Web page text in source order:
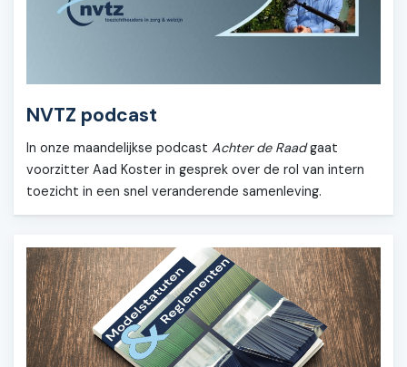
NVTZ podcast
In onze maandelijkse podcastAchter de Raadgaat
voorzitter Aad Koster in gesprek over de rol van intern
toezicht in een snel veranderende samenleving.